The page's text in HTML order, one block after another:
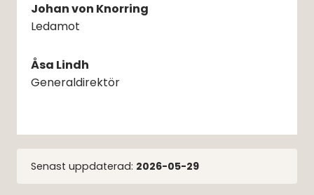
Johan von Knorring
Ledamot
Åsa Lindh
Generaldirektör
Senast uppdaterad: 2026-05-29